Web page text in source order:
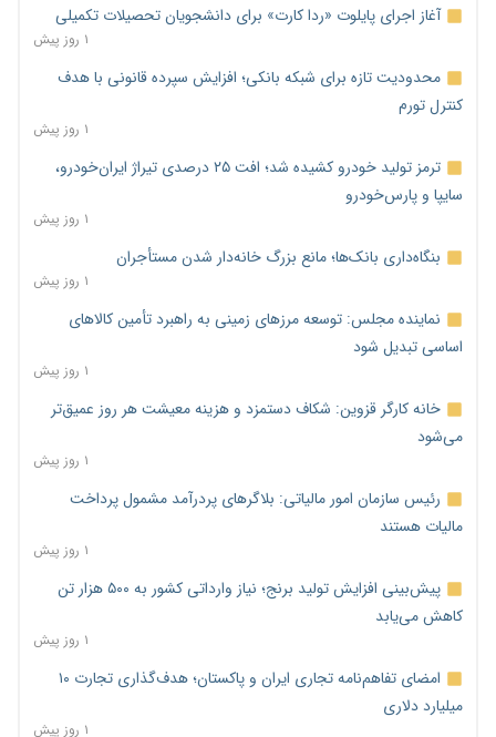
آغاز اجرای پایلوت «ردا کارت» برای دانشجویان تحصیلات تکمیلی
۱ روز پیش
محدودیت تازه برای شبکه بانکی؛ افزایش سپرده قانونی با هدف
کنترل تورم
۱ روز پیش
ترمز تولید خودرو کشیده شد؛ افت ۲۵ درصدی تیراژ ایران‌خودرو،
سایپا و پارس‌خودرو
۱ روز پیش
بنگاه‌داری بانک‌ها؛ مانع بزرگ خانه‌دار شدن مستأجران
۱ روز پیش
نماینده مجلس: توسعه مرزهای زمینی به راهبرد تأمین کالاهای
اساسی تبدیل شود
۱ روز پیش
خانه کارگر قزوین: شکاف دستمزد و هزینه معیشت هر روز عمیق‌تر
می‌شود
۱ روز پیش
رئیس سازمان امور مالیاتی: بلاگرهای پردرآمد مشمول پرداخت
مالیات هستند
۱ روز پیش
پیش‌بینی افزایش تولید برنج؛ نیاز وارداتی کشور به ۵۰۰ هزار تن
کاهش می‌یابد
۱ روز پیش
امضای تفاهم‌نامه تجاری ایران و پاکستان؛ هدف‌گذاری تجارت ۱۰
میلیارد دلاری
۱ روز پیش